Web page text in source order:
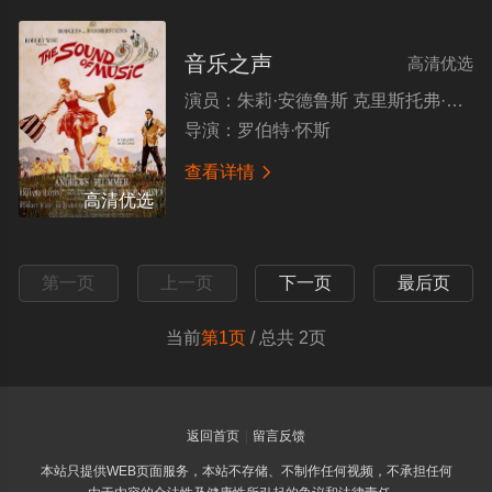
高清优选
高清优选
音乐之声
演员： 朱莉·安德鲁斯 克里斯托弗·普卢默 埃琳诺·帕克 理查德·海顿
导演： 罗伯特·怀斯
查看详情 
第一页 上一页 下一页 最后页
当前第1页 / 总共 2页
返回首页 留言反馈
本站只提供WEB页面服务，本站不存储、不制作任何视频，不承担任何